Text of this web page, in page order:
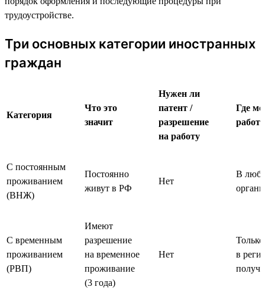
трудоустройстве.
Три основных категории иностранных
граждан
Категория
Что это
значит
Нужен ли
патент /
разрешение
на работу
Где
С постоянным
проживанием
(ВНЖ)
Постоянно
живут в РФ
Нет
В
С временным
проживанием
(РВП)
Имеют
разрешение
на временное
проживание
(3 года)
Нет
Только
в